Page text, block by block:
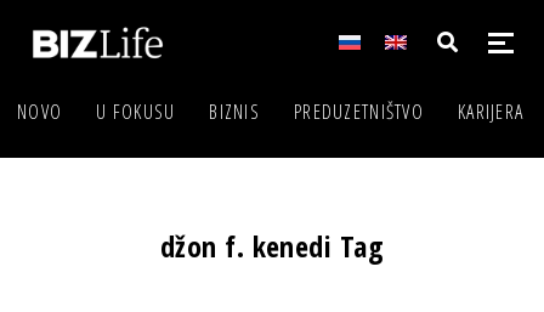
NOVO U FOKUSU BIZNIS PREDUZETNIŠTVO KARIJERA
džon f. kenedi Tag